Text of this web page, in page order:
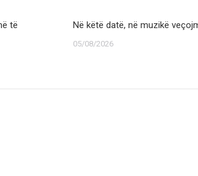
të
Në këtë datë, në muzikë
05/08/2026